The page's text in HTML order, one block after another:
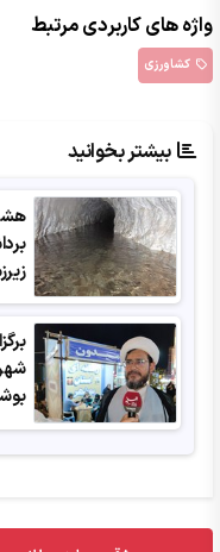
واژه های کاربردی مرتبط
کشاورزی
بیشتر بخوانید